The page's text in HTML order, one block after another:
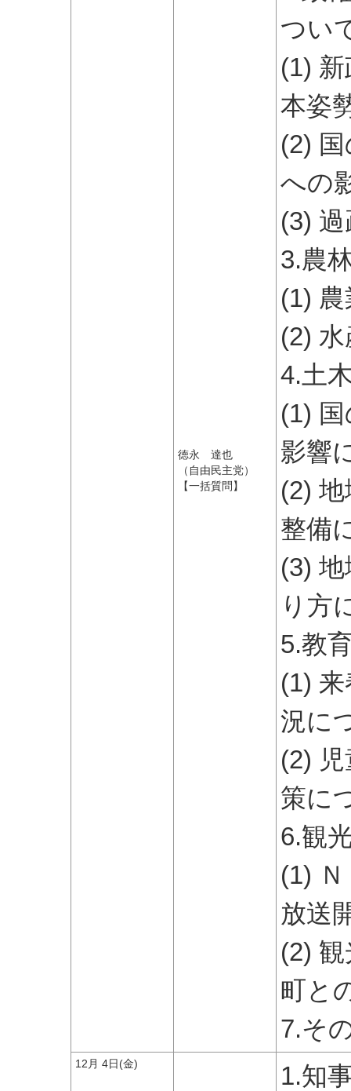
徳永 達也
（自由民主党）
【一括質問】
つい
(1)
本姿
(2)
への
(3)
3.農
(1)
(2)
4.土
(1)
影響
(2)
整備
(3)
り方
5.教
(1)
況に
(2)
策に
6.観
(1)
放送
(2)
町と
7.そ
12月 4日(金)
1.知